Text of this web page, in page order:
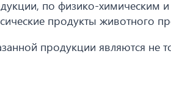
по физико-химическим и
продукты животного
продукции являются не